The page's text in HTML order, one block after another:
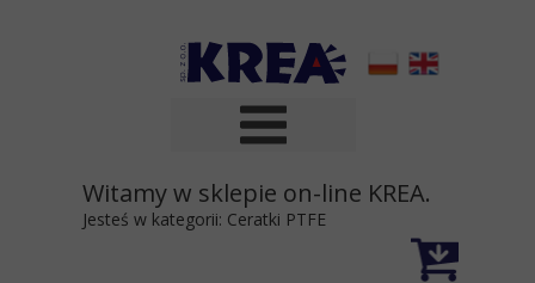
Witamy w sklepie on-line KREA.
Jesteś w kategorii: Ceratki PTFE